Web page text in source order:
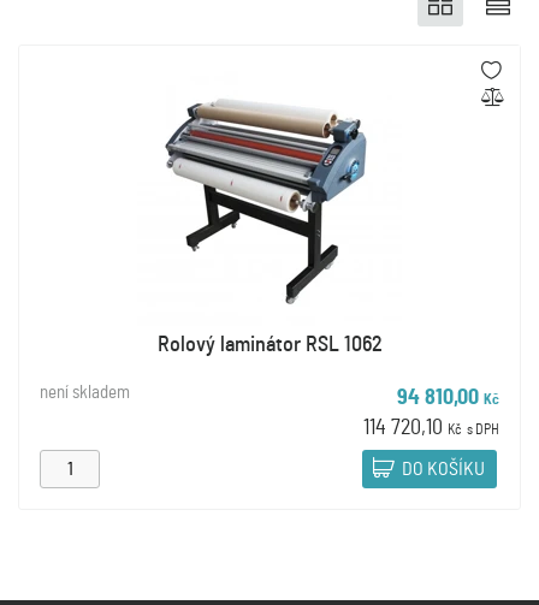
Rolový laminátor RSL 1062
není skladem 94 810,00 Kč
114 720,10 Kč s DPH
DO KOŠÍKU